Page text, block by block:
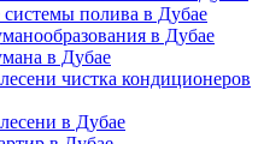
полива в Дубае
в Дубае
в Дубае
чистка кондиционеров
в Дубае